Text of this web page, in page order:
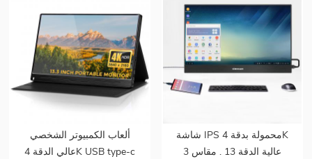
ألعاب الكمبيوتر الشخصي
عالي الدقة 4K USB type-c
شاشة IPS محمولة بدقة 4K
عالية الدقة 13 . مقاس 3